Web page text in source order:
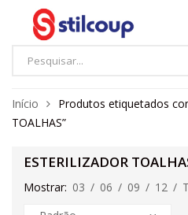
Início
Produtos etiquetados
TOALHAS”
ESTERILIZADOR
Mostrar: 03 / 06 / 09 / 12 /